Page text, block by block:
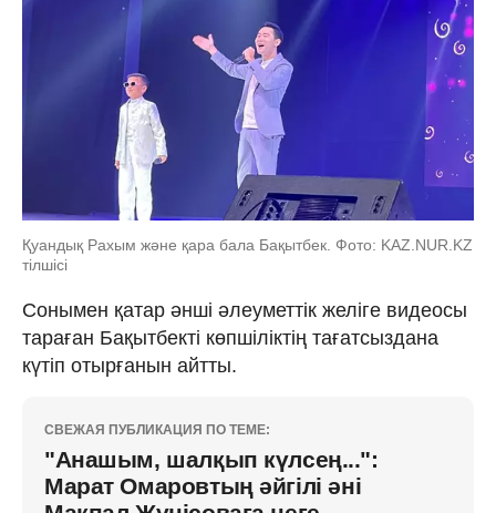
Қуандық Рахым және қара бала Бақытбек. Фото: KAZ.NUR.KZ
тілшісі
Сонымен қатар әнші әлеуметтік желіге видеосы
тараған Бақытбекті көпшіліктің тағатсыздана
күтіп отырғанын айтты.
СВЕЖАЯ ПУБЛИКАЦИЯ ПО ТЕМЕ:
"Анашым, шалқып күлсең...":
Марат Омаровтың әйгілі әні